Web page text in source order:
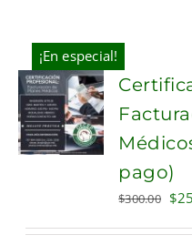
¡En especial!
ADD TO
pago)
$300.00 $